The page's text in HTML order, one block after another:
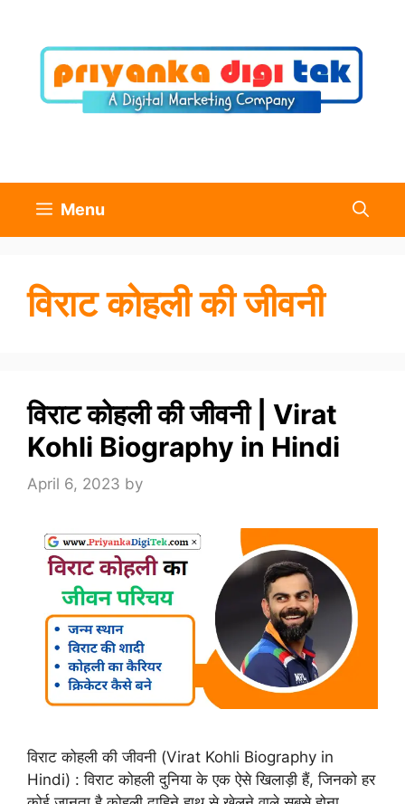
content
Menu
विराट कोहली की जीवनी
विराट कोहली की जीवनी | Virat
Kohli Biography in Hindi
April 6, 2023 by
विराट कोहली की जीवनी (Virat Kohli Biography in
Hindi) : विराट कोहली दुनिया के एक ऐसे खिलाड़ी हैं, जिनको हर